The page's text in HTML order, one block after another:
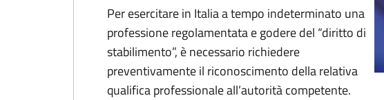
Per esercitare in Italia a tempo indeterminato una
professione regolamentata e godere del “diritto di
stabilimento”, è necessario richiedere
preventivamente il riconoscimento della relativa
qualifica professionale all’autorità competente.